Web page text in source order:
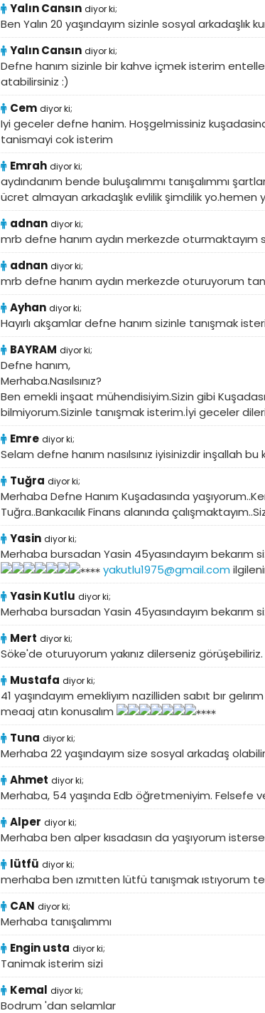
Yalın Cansın diyor ki;
Ben Yalın 20 yaşındayım sizinle sosyal arkadaşlık
Yalın Cansın diyor ki;
Defne hanım sizinle bir kahve içmek isterim
atabilirsiniz :)
Cem diyor ki;
Iyi geceler defne hanim. Hoşgelmissiniz
tanismayi cok isterim
Emrah diyor ki;
aydındanım bende buluşalımmı tanışalımmı
ücret almayan arkadaşlık evlilik şimdilik
adnan diyor ki;
mrb defne hanım aydın merkezde oturmaktayım
adnan diyor ki;
mrb defne hanım aydın merkezde oturuyorum
Ayhan diyor ki;
Hayırlı akşamlar defne hanım sizinle tanışmak
BAYRAM diyor ki;
Defne hanım,
Merhaba.Nasılsınız?
Ben emekli inşaat mühendisiyim.Sizin gibi
bilmiyorum.Sizinle tanışmak isterim.İyi geceler
Emre diyor ki;
Selam defne hanım nasılsınız iyisinizdir inşallah
Tuğra diyor ki;
Merhaba Defne Hanım Kuşadasında
Tuğra..Bankacılık Finans alanında
Yasin diyor ki;
Merhaba bursadan Yasin 45yasındayım bekarım
yakutlu1975@gmail.com
Yasin Kutlu diyor ki;
Merhaba bursadan Yasin 45yasındayım bekarım
Mert diyor ki;
Söke'de oturuyorum yakınız dilerseniz
Mustafa diyor ki;
41 yaşındayım emekliyım nazilliden sabıt bır
meaaj atın konusalım
Tuna diyor ki;
Merhaba 22 yaşındayım size sosyal arkadaş
Ahmet diyor ki;
Merhaba, 54 yaşında Edb öğretmeniyim. Felsefe
Alper diyor ki;
Merhaba ben alper kısadasın da yaşıyorum
lütfü diyor ki;
merhaba ben ızmıtten lütfü tanışmak ıstıyorum
CAN diyor ki;
Merhaba tanışalımmı
Engin usta diyor ki;
Tanimak isterim sizi
Kemal diyor ki;
Bodrum 'dan selamlar